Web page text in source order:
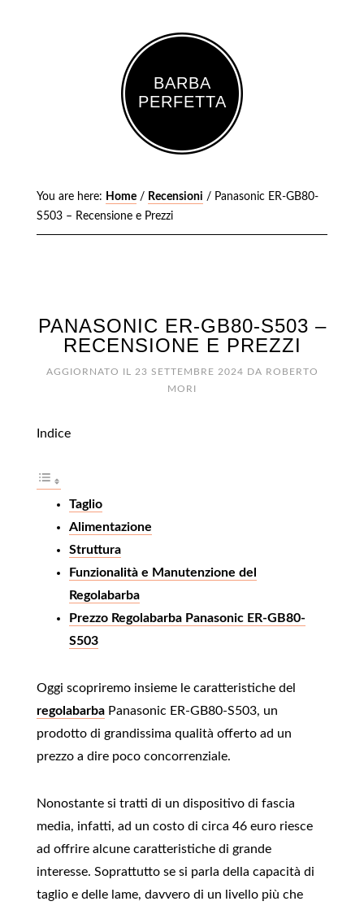
BARBA
PERFETTA
You are here: Home / Recensioni / Panasonic ER-GB80-
S503 – Recensione e Prezzi
PANASONIC ER-GB80-S503 –
RECENSIONE E PREZZI
AGGIORNATO IL 23 SETTEMBRE 2024 DA ROBERTO
MORI
Indice
Taglio
Alimentazione
Struttura
Funzionalità e Manutenzione del
Regolabarba
Prezzo Regolabarba Panasonic ER-GB80-
S503
Oggi scopriremo insieme le caratteristiche del
regolabarbaPanasonic ER-GB80-S503, un
prodotto di grandissima qualità offerto ad un
prezzo a dire poco concorrenziale.
Nonostante si tratti di un dispositivo di fascia
media, infatti, ad un costo di circa 46 euro riesce
ad offrire alcune caratteristiche di grande
interesse. Soprattutto se si parla della capacità di
taglio e delle lame, davvero di un livello più che